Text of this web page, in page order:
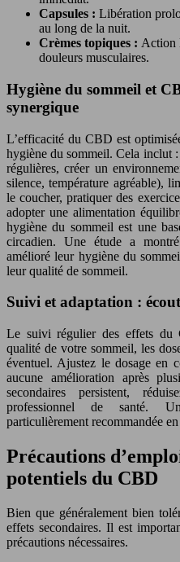
Capsules : Libération
au long de la nuit.
Crèmes topiques : Action
douleurs musculaires.
Hygiène du sommeil et
synergique
L’efficacité du CBD est
hygiène du sommeil. Cela inclut :
régulières, créer un
silence, température agréable),
le coucher, pratiquer des
adopter une alimentation
hygiène du sommeil est une
circadien. Une étude a
amélioré leur hygiène du
leur qualité de sommeil.
Suivi et adaptation :
Le suivi régulier des effets du
qualité de votre sommeil, les
éventuel. Ajustez le dosage en
aucune amélioration après
secondaires persistent,
professionnel de santé.
particulièrement recommandée
Précautions
potentiels du CBD
Bien que généralement bien
effets secondaires. Il est
précautions nécessaires.